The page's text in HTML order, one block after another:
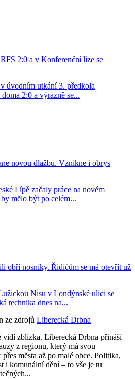
2:0 a v Konferenční lize se
úvodním utkání 3. předkola
2:0 a výrazně se...
novou dlažbu. Vznikne i obrys
Lípě začaly práce na novém
mělo být po celém...
obří nosníky. Řidičům se má otevřít už
Nisu v Londýnské ulici se
technika dnes na...
ze zdrojů Liberecká Drbna
vidí zblízka. Liberecká Drbna přináší
z regionu, který má svou
města až po malé obce. Politika,
i komunální dění – to vše je tu